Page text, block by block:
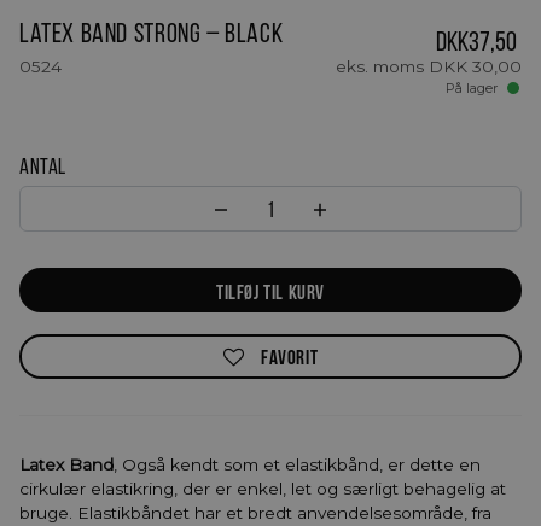
Latex Band STRONG – Black DKK37,50
0524 eks. moms DKK 30,00
På lager
Antal
Latex Band STRONG - Black
TILFØJ TIL KURV
FAVORIT
Latex Band, Også kendt som et elastikbånd, er dette en
cirkulær elastikring, der er enkel, let og særligt behagelig at
bruge. Elastikbåndet har et bredt anvendelsesområde, fra